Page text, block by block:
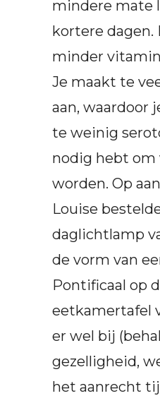
mindere mate
kortere dagen.
minder
Je maakt te
aan, waardoor
te weinig
nodig hebt om
worden. Op
Louise
daglichtlamp
de vorm van
Pontificaal op
eetkamertafel
er wel bij
gezelligheid,
het aanrecht